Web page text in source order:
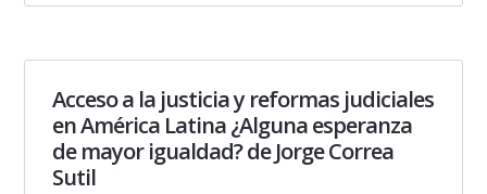
Acceso a la justicia y reformas judiciales
en América Latina ¿Alguna esperanza
de mayor igualdad? de Jorge Correa
Sutil